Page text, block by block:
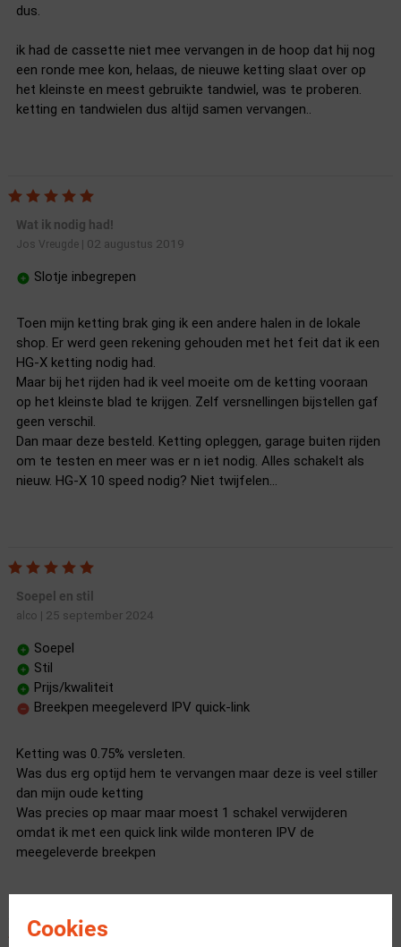
Cookies
dus.
ik had de cassette niet mee vervangen in de hoop dat hij nog
een ronde mee kon, helaas, de nieuwe ketting slaat over op
het kleinste en meest gebruikte tandwiel, was te proberen.
ketting en tandwielen dus altijd samen vervangen..
Wat ik nodig had!
Jos Vreugde| 02 augustus 2019
Slotje inbegrepen
Toen mijn ketting brak ging ik een andere halen in de lokale
shop. Er werd geen rekening gehouden met het feit dat ik een
HG-X ketting nodig had.
Maar bij het rijden had ik veel moeite om de ketting vooraan
op het kleinste blad te krijgen. Zelf versnellingen bijstellen gaf
geen verschil.
Dan maar deze besteld. Ketting opleggen, garage buiten rijden
om te testen en meer was er n iet nodig. Alles schakelt als
nieuw. HG-X 10 speed nodig? Niet twijfelen...
Soepel en stil
alco | 25 september 2024
Soepel
Stil
Prijs/kwaliteit
Breekpen meegeleverd IPV quick-link
Ketting was 0.75% versleten.
Was dus erg optijd hem te vervangen maar deze is veel stiller
dan mijn oude ketting
Was precies op maar maar moest 1 schakel verwijderen
omdat ik met een quick link wilde monteren IPV de
meegeleverde breekpen